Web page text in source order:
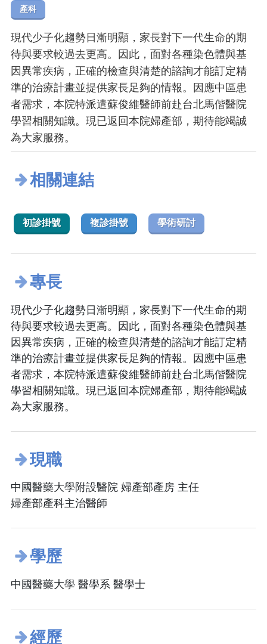
產科
現代少子化趨勢日漸明顯，家長對下一代生命的期
待與要求較過去更高。因此，面對各種染色體與基
因異常疾病，正確的檢查與清楚的諮詢才能訂定精
準的治療計畫並提供家長足夠的情報。因應中區患
者需求，本院特派遣蘇俊維醫師前赴台北馬偕醫院
學習相關知識。現已返回本院婦產部，期待能竭誠
為大家服務。
相關連結
初診掛號 複診掛號 學術研討
專長
現代少子化趨勢日漸明顯，家長對下一代生命的期
待與要求較過去更高。因此，面對各種染色體與基
因異常疾病，正確的檢查與清楚的諮詢才能訂定精
準的治療計畫並提供家長足夠的情報。因應中區患
者需求，本院特派遣蘇俊維醫師前赴台北馬偕醫院
學習相關知識。現已返回本院婦產部，期待能竭誠
為大家服務。
現職
中國醫藥大學附設醫院 婦產部產房 主任
婦產部產科主治醫師
學歷
中國醫藥大學 醫學系 醫學士
經歷